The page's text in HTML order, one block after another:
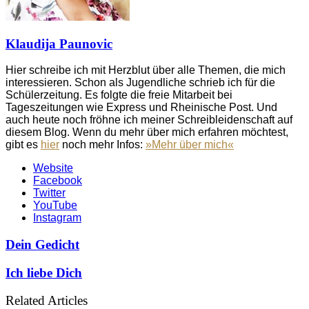
Klaudija Paunovic
Hier schreibe ich mit Herzblut über alle Themen, die mich
interessieren. Schon als Jugendliche schrieb ich für die
Schülerzeitung. Es folgte die freie Mitarbeit bei
Tageszeitungen wie Express und Rheinische Post. Und
auch heute noch fröhne ich meiner Schreibleidenschaft auf
diesem Blog. Wenn du mehr über mich erfahren möchtest,
gibt es hier noch mehr Infos: »Mehr über mich«
Website
Facebook
Twitter
YouTube
Instagram
Dein Gedicht
Ich liebe Dich
Related Articles